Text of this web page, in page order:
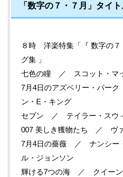
「数字の７・７月」タイ
８時 洋楽特集「『 数字の７
グ集 」
七色の瞳 ／ スコット・マ
7月4日のアズベリー・パー
ン・E・キング
セブン ／ テイラー・スウ
007 美しき獲物たち ／ ヴ
7月4日の薔薇 ／ ナンシー
ル・ジョンソン
輝ける7つの海 ／ クイーン